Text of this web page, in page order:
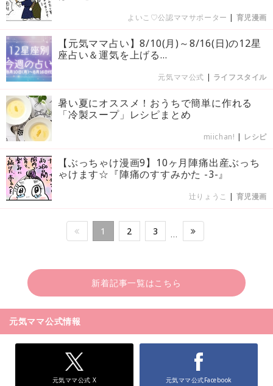
よいこ♡公認ママサポーター 育児漫画
【元気ママ占い】8/10(月)～8/16(日)の12星
座占い＆運気を上げる...
元気ママ公式 ライフスタイル
暑い夏にオススメ！おうちで簡単に作れる
「冷製スープ」レシピまとめ
miichan! レシピ
【ぶっちゃけ漫画9】10ヶ月陣痛出産ぶっち
ゃけます☆『陣痛のすすみかた -3-』
辻りょうこ 育児漫画
1 2 3 …
新着記事一覧はこちら
元気ママ公式情報
元気ママ公式 X 元気ママ公式Facebook